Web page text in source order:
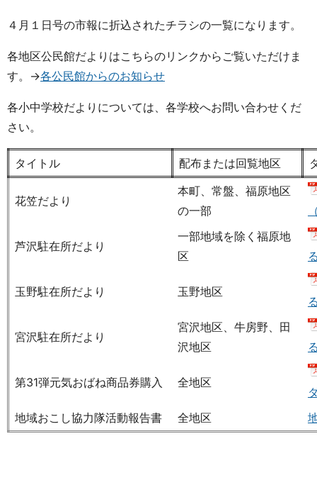
４月１日号の市報に折込されたチラシの一覧になります。
各地区公民館だよりはこちらのリンクからご覧いただけま
す。→各公民館からのお知らせ
各小中学校だよりについては、各学校へお問い合わせくだ
さい。
タイトル 配布または回覧地区
花笠だより
本町、常盤、福原地区
の一部
芦沢駐在所だより
一部地域を除く福原地
区
玉野駐在所だより 玉野地区
宮沢駐在所だより
宮沢地区、牛房野、田
沢地区
第31弾元気おばね商品券購入 全地区
地域おこし協力隊活動報告書
全地区